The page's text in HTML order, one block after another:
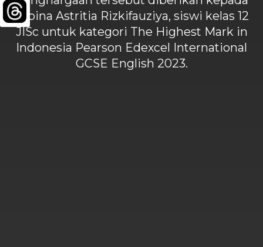
Tabina Astritia Rizkifauziya, siswi kelas 12
JISc untuk kategori The Highest Mark in
Indonesia Pearson Edexcel International
GCSE English 2023.